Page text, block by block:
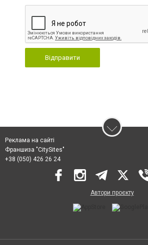
Відправити
Реклама на сайті
Франшиза "CitySites"
+38 (050) 426 26 24
Автори проєкту